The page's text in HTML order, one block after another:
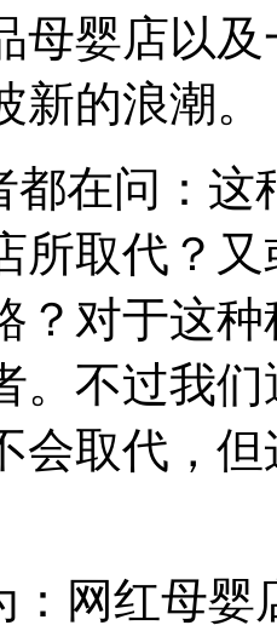
母婴店以
的浪潮。
都在问：这
所取代？
？对于这
。不过我
会取代，
：网红母婴